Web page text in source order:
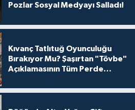
Pozlar Sosyal Medyayı Salladı!
Kıvanç Tatlıtuğ Oyunculuğu
Bırakıyor Mu? Şaşırtan "Tövbe"
Açıklamasının Tüm Perde